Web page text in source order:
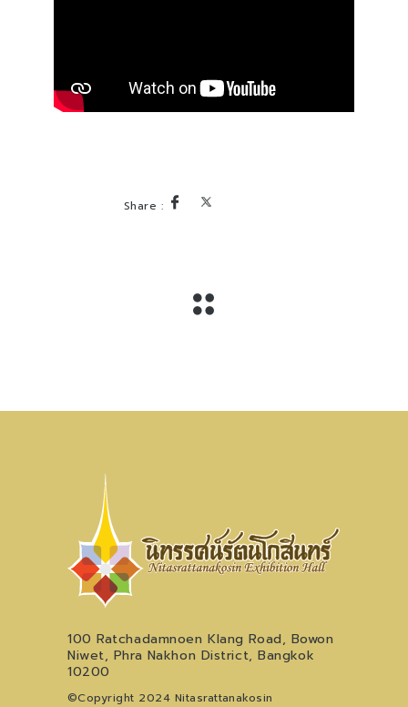
100 Ratchadamnoen Klang Road, Bowon
Niwet, Phra Nakhon District, Bangkok
10200
©Copyright 2024 Nitasrattanakosin